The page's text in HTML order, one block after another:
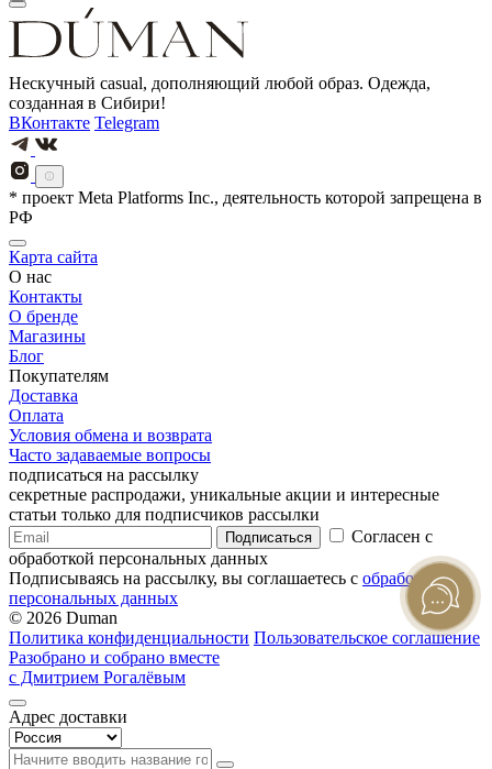
Нескучный casual, дополняющий любой образ. Одежда,
созданная в Сибири!
ВКонтакте Telegram
* проект Meta Platforms Inc., деятельность которой запрещена в
РФ
Карта сайта
О нас
Контакты
О бренде
Магазины
Блог
Покупателям
Доставка
Оплата
Условия обмена и возврата
Часто задаваемые вопросы
подписаться на рассылку
секретные распродажи, уникальные акции и интересные
статьи только для подписчиков рассылки
Подписаться
Согласен с
обработкой персональных данных
Подписываясь на рассылку, вы соглашаетесь с обработкой
персональных данных
© 2026 Duman
Политика конфиденциальности Пользовательское соглашение
Разобрано и собрано вместе
с Дмитрием Рогалёвым
Адрес доставки